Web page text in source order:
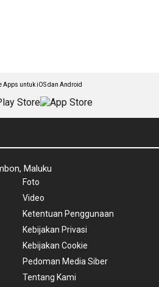
Apps untuk iOS dan Android
Maluku
Foto
Video
Ketentuan Penggunaan
Kebijakan Privasi
Kebijakan Cookie
Pedoman Media Siber
Tentang Kami